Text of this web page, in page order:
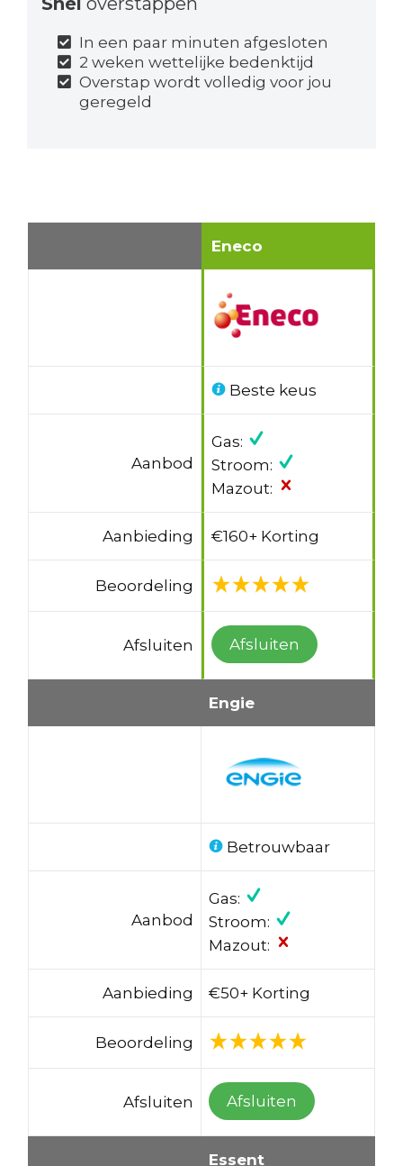
In een paar minuten afgesloten
2 weken wettelijke bedenktijd
Overstap wordt volledig voor jou
geregeld
Eneco
Beste keus
Aanbod
Gas:
Stroom:
Mazout:
Aanbieding €160+ Korting
Beoordeling
Afsluiten Afsluiten
Engie
Betrouwbaar
Aanbod
Gas:
Stroom:
Mazout:
Aanbieding €50+ Korting
Beoordeling
Afsluiten Afsluiten
Essent